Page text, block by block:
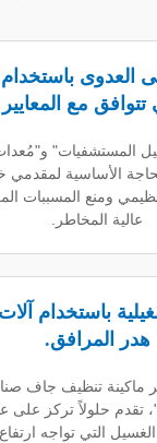
أجهزة غسيل
الطبية.
غسيل العزل
خدمات الرعاية
المرضية في
آلات تجارية تقلل
صناعية" و"معدات
على عائد الاستثمار
ارتفاع تكاليف الطاقة.